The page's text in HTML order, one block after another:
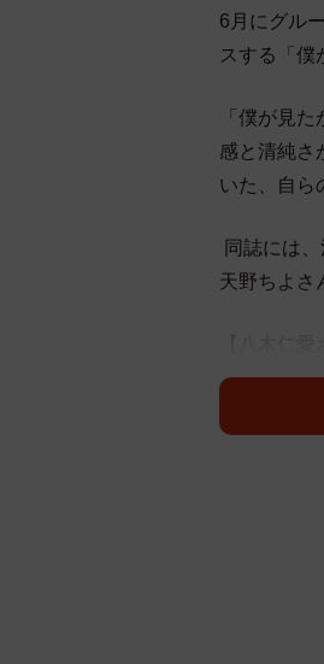
6月にグル
スする「僕
「僕が見
感と清純さ
いた、自ら
同誌には
天野ちよさ
やぎとあ
た青空」